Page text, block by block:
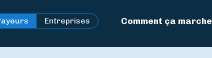
Entreprises Comment ça marche